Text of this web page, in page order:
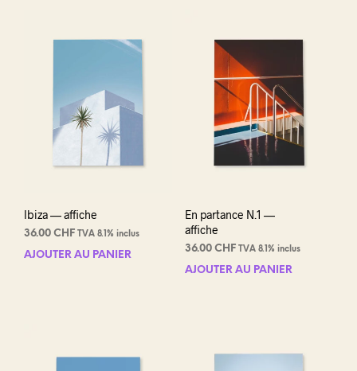
Ibiza — affiche
36.00 CHF TVA 8.1% inclus
AJOUTER AU PANIER
En partance N.1 —
affiche
36.00 CHF TVA 8.1% inclus
AJOUTER AU PANIER